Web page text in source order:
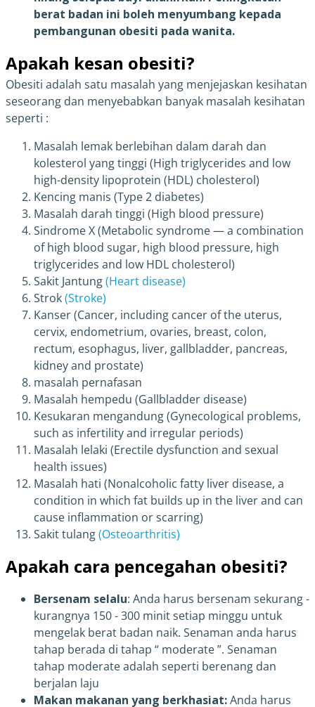
berat badan ini boleh menyumbang kepada
pembangunan obesiti pada wanita.
Apakah kesan obesiti?
Obesiti adalah satu masalah yang menjejaskan kesihatan
seseorang dan menyebabkan banyak masalah kesihatan
seperti :
Masalah lemak berlebihan dalam darah dan
kolesterol yang tinggi (High triglycerides and low
high-density lipoprotein (HDL) cholesterol)
Kencing manis (Type 2 diabetes)
Masalah darah tinggi (High blood pressure)
Sindrome X (Metabolic syndrome — a combination
of high blood sugar, high blood pressure, high
triglycerides and low HDL cholesterol)
Sakit Jantung(Heart disease)
Strok(Stroke)
Kanser (Cancer, including cancer of the uterus,
cervix, endometrium, ovaries, breast, colon,
rectum, esophagus, liver, gallbladder, pancreas,
kidney and prostate)
masalah pernafasan
Masalah hempedu (Gallbladder disease)
Kesukaran mengandung (Gynecological problems,
such as infertility and irregular periods)
Masalah lelaki (Erectile dysfunction and sexual
health issues)
Masalah hati (Nonalcoholic fatty liver disease, a
condition in which fat builds up in the liver and can
cause inflammation or scarring)
Sakit tulang(Osteoarthritis)
Apakah cara pencegahan obesiti?
Bersenam selalu: Anda harus bersenam sekurang -
kurangnya 150 - 300 minit setiap minggu untuk
mengelak berat badan naik. Senaman anda harus
tahap berada di tahap “ moderate ”. Senaman
tahap moderate adalah seperti berenang dan
berjalan laju
Makan makanan yang berkhasiat:Anda harus